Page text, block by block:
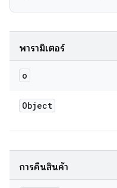
พารามิเตอร์
o
Object
การคืนสินค้า